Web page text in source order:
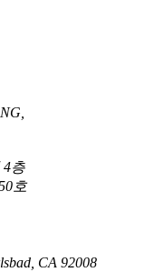
4층
호
CA 92008